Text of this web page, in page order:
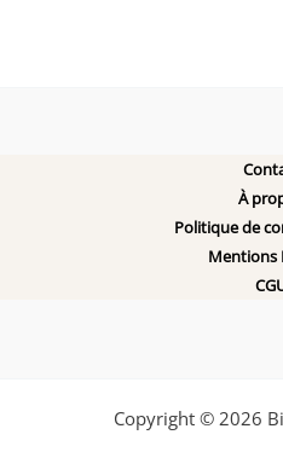
À
Politique de
Mentions
Copyright © 2026